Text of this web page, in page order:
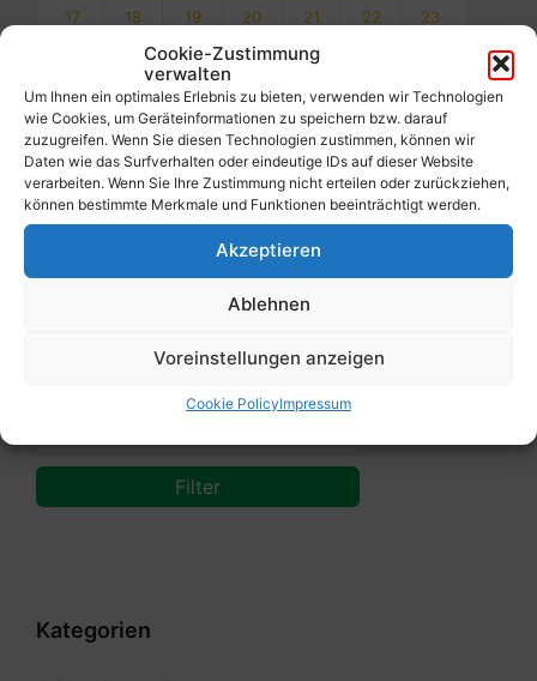
Cookie-Zustimmung
verwalten
Um Ihnen ein optimales Erlebnis zu bieten, verwenden wir Technologien
wie Cookies, um Geräteinformationen zu speichern bzw. darauf
zuzugreifen. Wenn Sie diesen Technologien zustimmen, können wir
Daten wie das Surfverhalten oder eindeutige IDs auf dieser Website
verarbeiten. Wenn Sie Ihre Zustimmung nicht erteilen oder zurückziehen,
können bestimmte Merkmale und Funktionen beeinträchtigt werden.
Akzeptieren
Ablehnen
Voreinstellungen anzeigen
Cookie PolicyImpressum
17 18 19 20 21 22 23
26 27 28
31 1 2 3 4 5 6
Back
to
calendar
days
Filter
Kategorien